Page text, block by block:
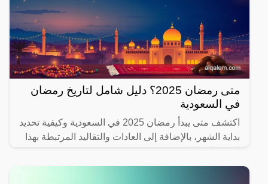
متى رمضان 2025؟ دليل شامل لتاريخ رمضان
في السعودية
اكتشف متى يبدأ رمضان 2025 في السعودية وكيفية تحديد
بداية الشهر، بالإضافة إلى العادات والتقاليد المرتبطة بهذا